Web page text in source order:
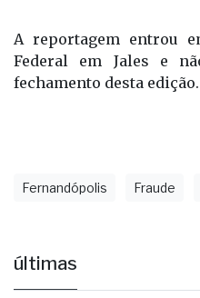
A reportagem entrou
Federal em Jales e
fechamento desta edição.
Fernandópolis Fraude
últimas